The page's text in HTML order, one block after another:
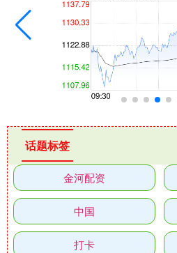
话题标签
金河配资
中国
打卡